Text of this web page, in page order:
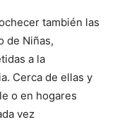
también las
de Niñas,
a la
Cerca de ellas y
o en hogares
vez